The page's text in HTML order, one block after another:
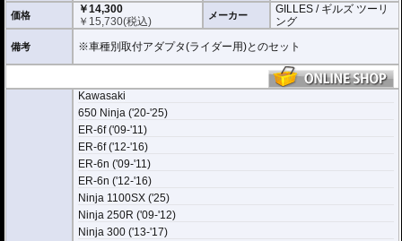
価格
￥14,300
￥ 15,730(税込) メーカー
GILLES / ギルズ ツーリ
ング
備考 ※車種別取付アダプタ(ライダー用)とのセット
Kawasaki
650 Ninja ('20-'25)
ER-6f ('09-'11)
ER-6f ('12-'16)
ER-6n ('09-'11)
ER-6n ('12-'16)
Ninja 1100SX ('25)
Ninja 250R ('09-'12)
Ninja 300 ('13-'17)